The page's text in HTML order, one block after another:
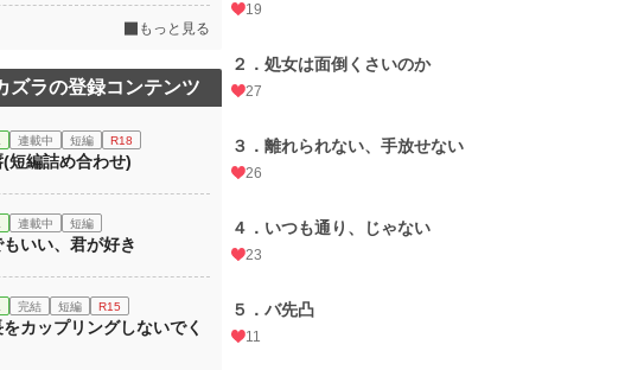
19
２．処女は面倒くさいのか
27
３．離れられない、手放せない
26
４．いつも通り、じゃない
23
５．バ先凸
11
もっと見る
ズラの登録コンテンツ
連載中 短編 R18
短編詰め合わせ)
連載中 短編
もいい、君が好き
完結 短編 R15
カップリングしないでく